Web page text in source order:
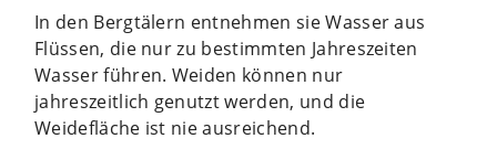
In den Bergtälern entnehmen sie Wasser aus
Flüssen, die nur zu bestimmten Jahreszeiten
Wasser führen. Weiden können nur
jahreszeitlich genutzt werden, und die
Weidefläche ist nie ausreichend.